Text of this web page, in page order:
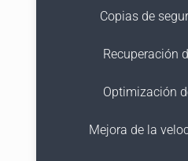
Copias de
Recuperación
Optimización
Mejora de la